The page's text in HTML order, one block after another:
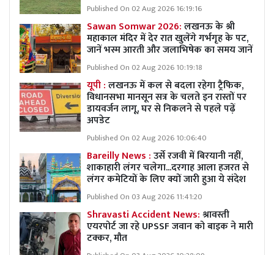
Published On 02 Aug 2026 16:19:16
Sawan Somwar 2026:लखनऊ के श्री
महाकाल मंदिर में देर रात खुलेंगे गर्भगृह के पट,
जानें भस्म आरती और जलाभिषेक का समय जानें
Published On 02 Aug 2026 10:19:18
यूपी :लखनऊ में कल से बदला रहेगा ट्रैफिक,
विधानसभा मानसून सत्र के चलते इन रास्तों पर
डायवर्जन लागू, घर से निकलने से पहले पढ़ें
अपडेट
Published On 02 Aug 2026 10:06:40
Bareilly News :उर्से रजवी में बिरयानी नहीं,
शाकाहारी लंगर चलेगा...दरगाह आला हजरत से
लंगर कमेटियों के लिए क्यों जारी हुआ ये संदेश
Published On 03 Aug 2026 11:41:20
Shravasti Accident News:श्रावस्ती
एयरपोर्ट जा रहे UPSSF जवान को बाइक ने मारी
टक्कर, मौत